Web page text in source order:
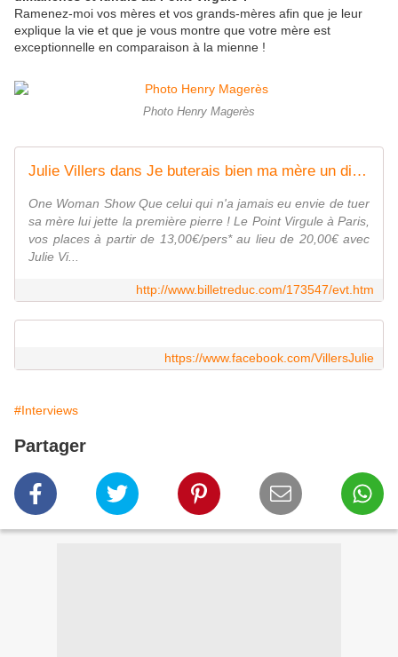
Ramenez-moi vos mères et vos grands-mères afin que je leur
explique la vie et que je vous montre que votre mère est
exceptionnelle en comparaison à la mienne !
Photo Henry Magerès
Julie Villers dans Je buterais bien ma mère un dimanche - Le Point Virgule | BilletReduc.com
One Woman Show Que celui qui n'a jamais eu envie de tuer
sa mère lui jette la première pierre ! Le Point Virgule à Paris,
vos places à partir de 13,00€/pers* au lieu de 20,00€ avec
Julie Vi...
http://www.billetreduc.com/173547/evt.htm
https://www.facebook.com/VillersJulie
#Interviews
Partager